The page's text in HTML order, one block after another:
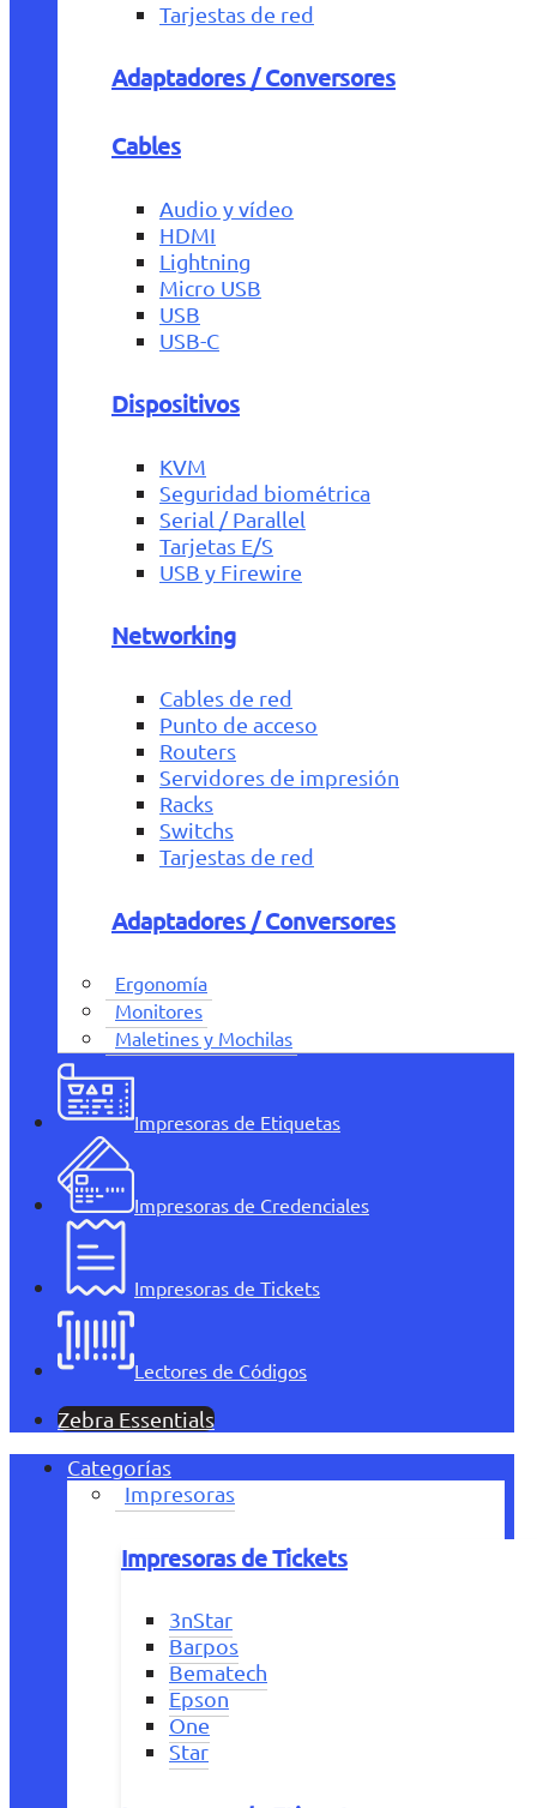
Tarjestas de red
Adaptadores / Conversores
Cables
Audio y vídeo
HDMI
Lightning
Micro USB
USB
USB-C
Dispositivos
KVM
Seguridad biométrica
Serial / Parallel
Tarjetas E/S
USB y Firewire
Networking
Cables de red
Punto de acceso
Routers
Servidores de impresión
Racks
Switchs
Tarjestas de red
Adaptadores / Conversores
Ergonomía
Monitores
Maletines y Mochilas
Impresoras de Etiquetas
Impresoras de Credenciales
Impresoras de Tickets
Lectores de Códigos
Zebra Essentials
Categorías
Impresoras
Impresoras de Tickets
3nStar
Barpos
Bematech
Epson
One
Star